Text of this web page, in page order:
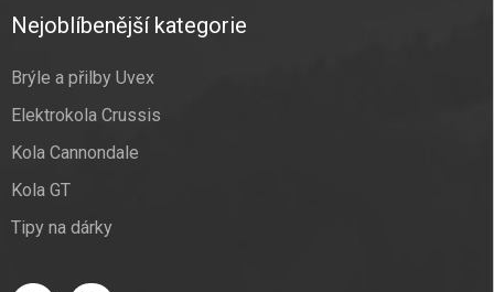
Nejoblíbenější kategorie
Brýle a přilby Uvex
Elektrokola Crussis
Kola Cannondale
Kola GT
Tipy na dárky